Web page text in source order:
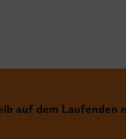
auf dem Laufenden